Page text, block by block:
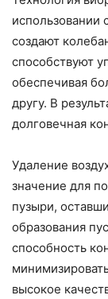
использовании
создают
способствуют
обеспечивая
другу. В
долговечная
Удаление
значение для
пузыри,
образования
способность
высокое